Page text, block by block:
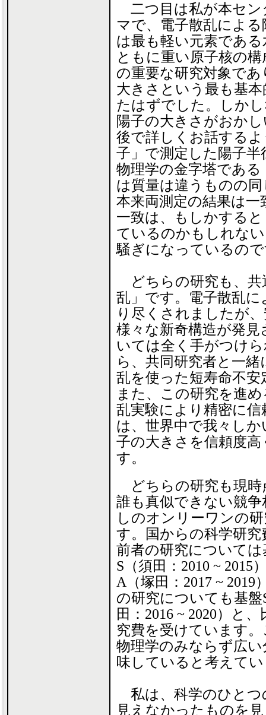
二つ目は私が本セン
マで、電子散乱によ
は最も軽い元素であ
ともに重い原子核の
の重要な研究対象で
大きさという最も基
たはずでした。しか
陽子の大きさがおか
後で詳しくお話する
子」で測定した陽子
物理学の金字塔であ
は質量は違うものの
本来両測定の結果は
一致は、もしかする
ているのかもしれな
騒ぎになっているの
どちらの研究も、共
乱」です。電子散乱
り尽くされましたが
様々な新奇構造が発
いては全く手がつけ
ら、共同研究者と一
乱を使った短寿命不
また、この研究を進
乱実験により精密に
は、世界中で我々し
子の大きさを信頼度
す。
どちらの研究も現時
誰も真似できない競争
しのオンリーワンの
す。国からの科学研究
前者の研究については
S（須田：2010 ~ 2015
A（塚田：2017 ~ 2019
の研究についても基盤
田：2016 ~ 2020）と
究費を受けています
物理学のみならず広
味していると考えて
私は、科学のひとつ
見えなかったものを